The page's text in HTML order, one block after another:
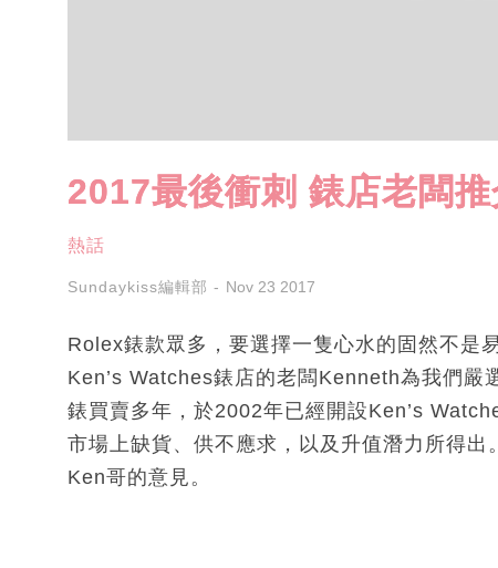
2017最後衝刺 錶店老闆
熱話
Sundaykiss編輯部 Nov 23 2017
Rolex錶款眾多，要選擇一隻心水的固然不是
Ken’s Watches錶店的老闆Kenneth為我們嚴
錶買賣多年，於2002年已經開設Ken’s
市場上缺貨、供不應求，以及升值潛力所得
Ken哥的意見。